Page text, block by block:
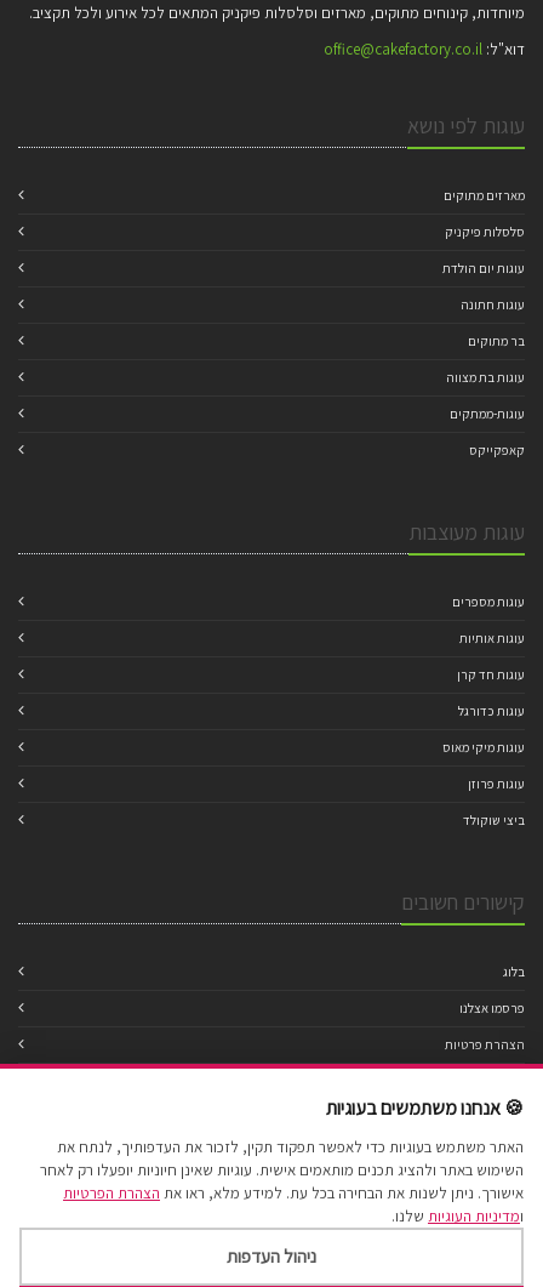
מיוחדות, קינוחים מתוקים, מארזים וסלסלות פיקניק המתאים לכל אירוע ולכל תקציב.
דוא"ל: office@cakefactory.co.il
עוגות לפי נושא
מארזים מתוקים
סלסלות פיקניק
עוגות יום הולדת
עוגות חתונה
בר מתוקים
עוגות בת מצווה
עוגות-ממתקים
קאפקייקס
עוגות מעוצבות
עוגות מספרים
עוגות אותיות
עוגות חד קרן
עוגות כדורגל
עוגות מיקי מאוס
עוגות פרוזן
ביצי שוקולד
קישורים חשובים
בלוג
פרסמו אצלנו
הצהרת פרטיות
תנאי שימוש
הצהרת נגישות
מפת אתר
🍪 אנחנו משתמשים בעוגיות
האתר משתמש בעוגיות כדי לאפשר תפקוד תקין, לזכור את העדפותיך, לנתח את
השימוש באתר ולהציג תכנים מותאמים אישית. עוגיות שאינן חיוניות יופעלו רק לאחר
אישורך. ניתן לשנות את הבחירה בכל עת. למידע מלא, ראו את הצהרת הפרטיות
ומדיניות העוגיות שלנו.
ניהול העדפות